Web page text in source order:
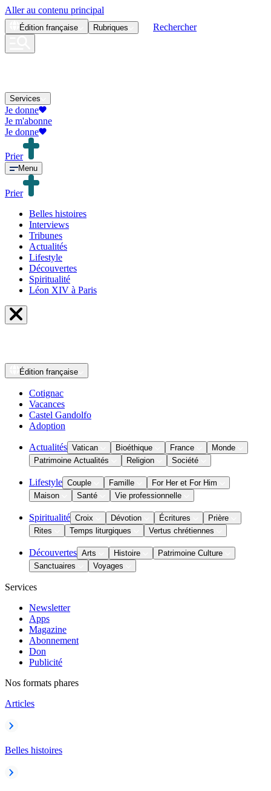
Aller au contenu principal
Édition française Rubriques Rechercher
Services
Je donne
Je m'abonne
Je donne
Prier
Menu
Prier
Belles histoires
Interviews
Tribunes
Actualités
Lifestyle
Découvertes
Spiritualité
Léon XIV à Paris
Édition française
Cotignac
Vacances
Castel Gandolfo
Adoption
Actualités Vatican Bioéthique France
Monde
Patrimoine Actualités
Religion Société
Lifestyle Couple Famille
For Her et For Him
Maison
Santé Vie professionnelle
Spiritualité Croix Dévotion Écritures
Prière
Rites
Temps liturgiques Vertus chrétiennes
Découvertes Arts Histoire
Patrimoine Culture
Sanctuaires
Voyages
Services
Newsletter
Apps
Magazine
Abonnement
Don
Publicité
Nos formats phares
Articles
Belles histoires